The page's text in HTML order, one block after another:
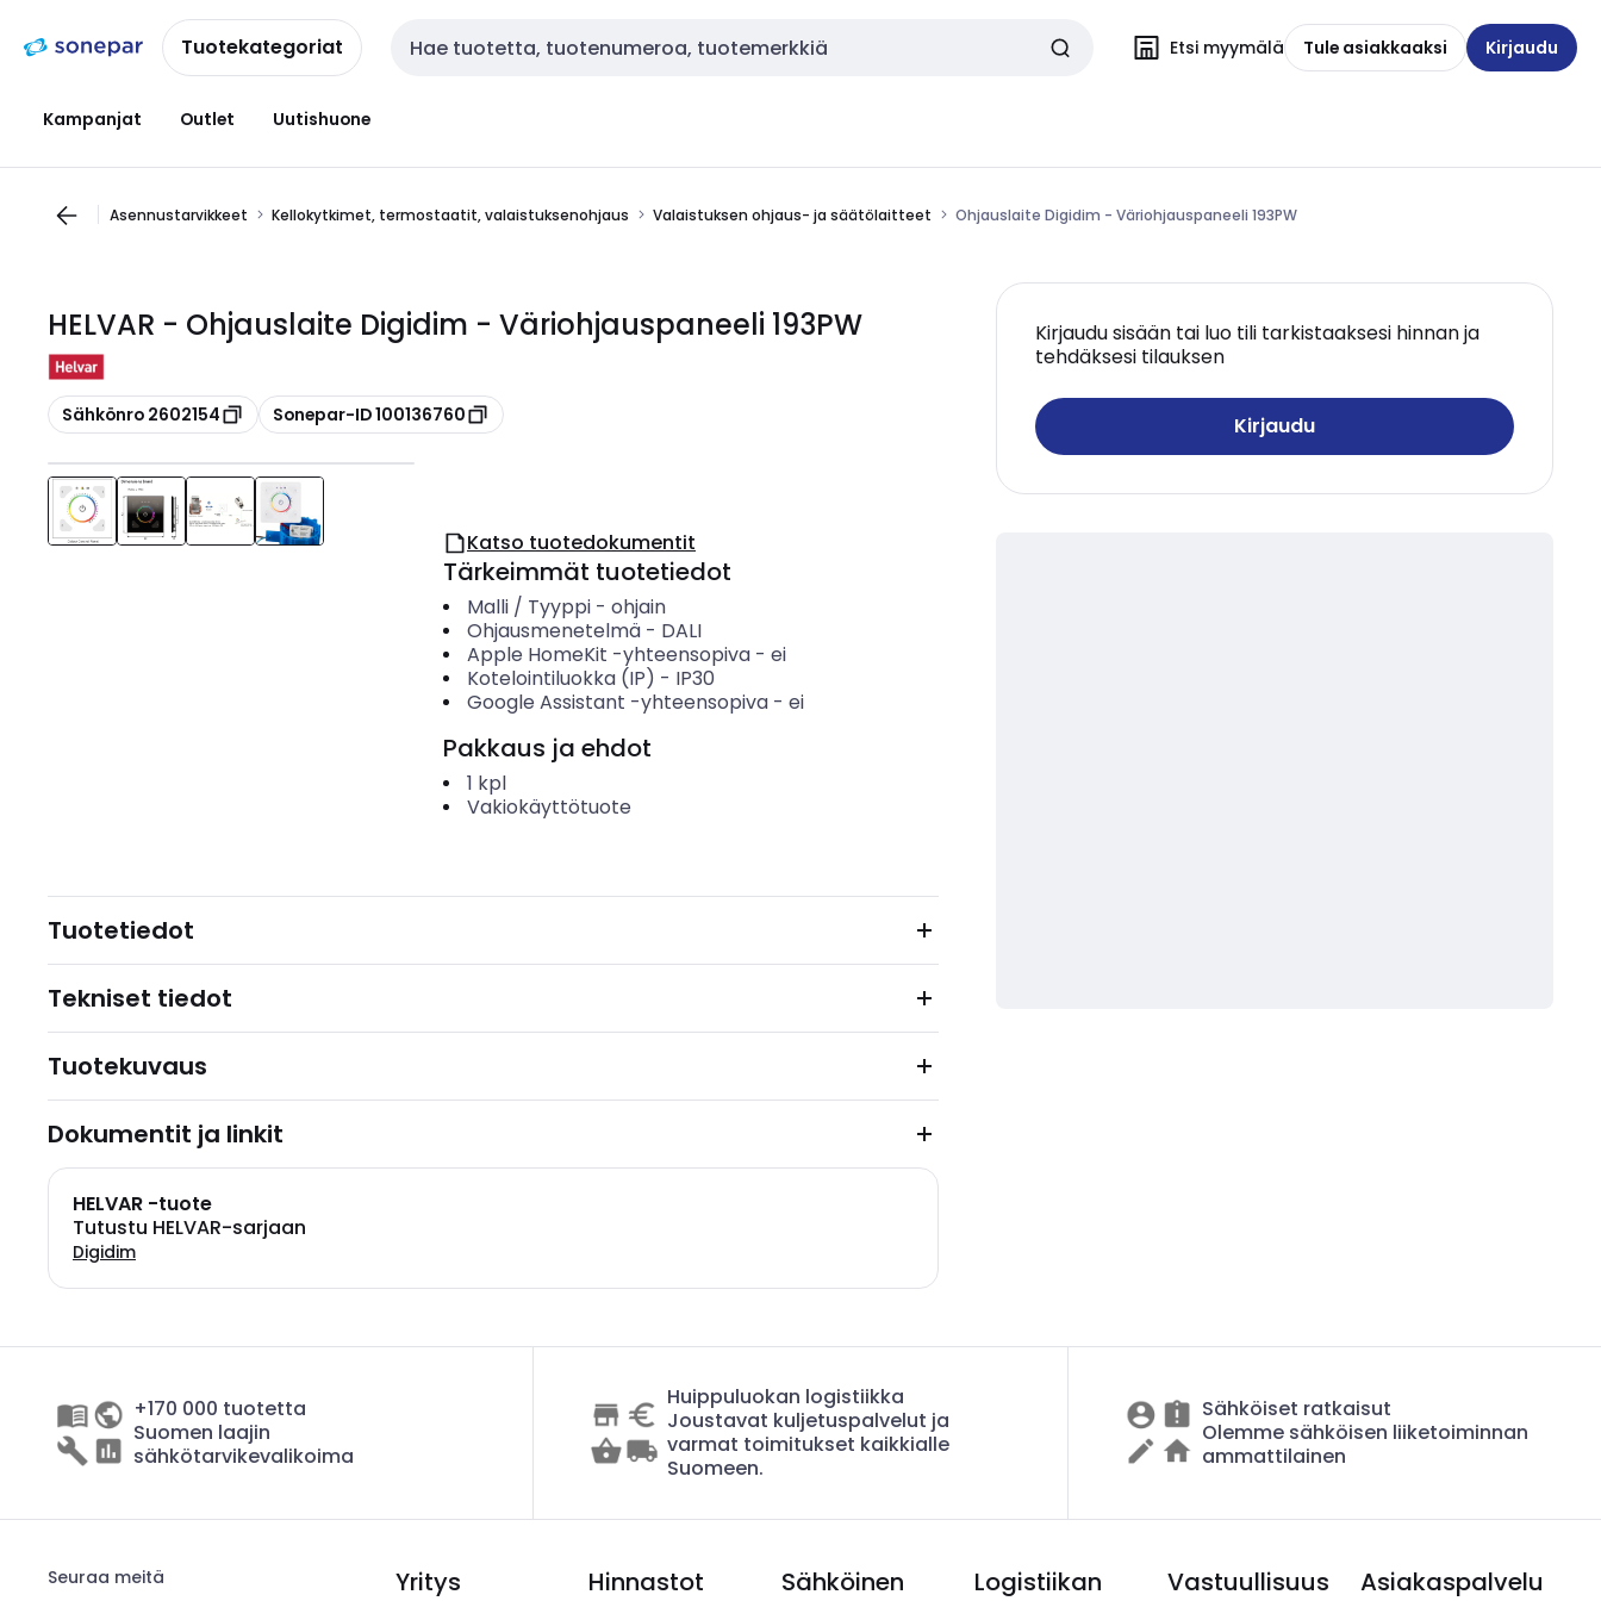
navigointiinsisältöönTuotekategoriat Haku Etsi myymälä Tule asiakkaaksi Kirjaudu
Kampanjat Outlet Uutishuone
Asennustarvikkeet Kellokytkimet, termostaatit, valaistuksenohjaus Valaistuksen ohjaus- ja säätölaitteet Ohjauslaite Digidim - Väriohjauspaneeli 193PW
HELVAR - Ohjauslaite Digidim - Väriohjauspaneeli 193PW
Kopioi
Sähkönro 2602154 Kopioi
Sonepar-ID 100136760
Kirjaudu sisään tai luo tili tarkistaaksesi hinnan ja
tehdäksesi tilauksen
Kirjaudu
Katso tuotedokumentit
Tärkeimmät tuotetiedot
Malli / Tyyppi- ohjain
Ohjausmenetelmä- DALI
Apple HomeKit -yhteensopiva- ei
Kotelointiluokka (IP) - IP30
Google Assistant -yhteensopiva- ei
Pakkaus ja ehdot
1 kpl
Vakiokäyttötuote
Tuotetiedot
Tekniset tiedot
Tuotekuvaus
Dokumentit ja linkit
HELVAR -tuote
Tutustu HELVAR-sarjaan
Digidim
+170 000 tuotetta
Suomen laajin
sähkötarvikevalikoima
Huippuluokan logistiikka
Joustavat kuljetuspalvelut ja
varmat toimitukset kaikkialle
Suomeen.
Sähköiset ratkaisut
Olemme sähköisen liiketoiminnan
ammattilainen
Seuraa meitä Yritys Hinnastot
Sähköinen
Logistiikan
Vastuullisuus Asiakaspalvelu